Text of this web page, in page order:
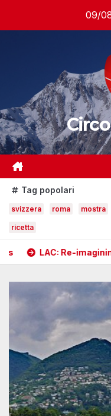
09/
Tag popolari
svizzera roma mostra
ricetta
Re-imaginings (Mai-